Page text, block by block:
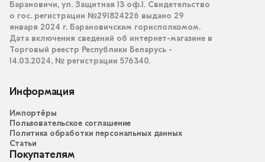
Барановичи, ул. Защитная 13 оф.1. Свидетельство
о гос. регистрации №291824226 выдано 29
января 2024 г. Барановичским горисполкомом.
Дата включения сведений об интернет-магазине в
Торговый реестр Республики Беларусь -
14.03.2024, № регистрации 576340.
Информация
Импортёры
Пользовательское соглашение
Политика обработки персональных данных
Статьи
Покупателям